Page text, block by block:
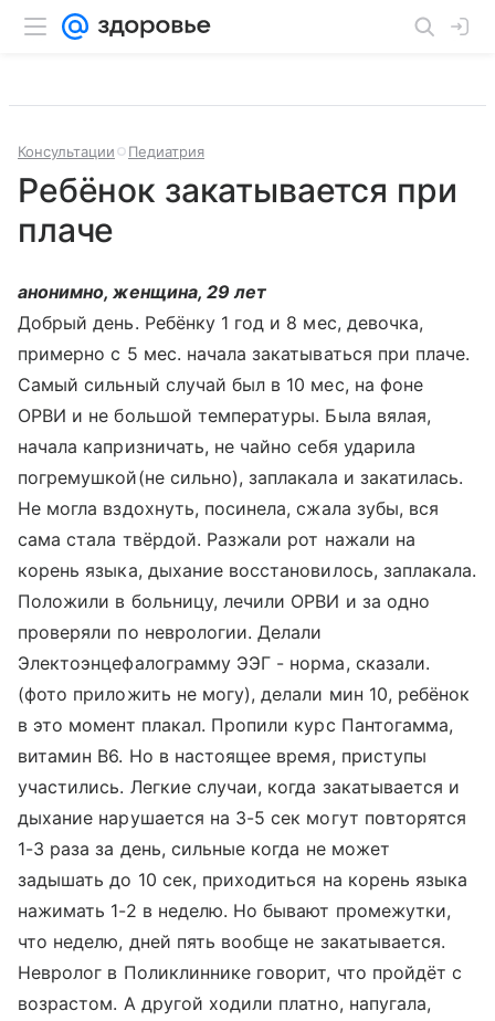
Консультации Педиатрия
Ребёнок закатывается при
плаче
анонимно, женщина, 29 лет
Добрый день. Ребёнку 1 год и 8 мес, девочка,
примерно с 5 мес. начала закатываться при плаче.
Самый сильный случай был в 10 мес, на фоне
ОРВИ и не большой температуры. Была вялая,
начала капризничать, не чайно себя ударила
погремушкой(не сильно), заплакала и закатилась.
Не могла вздохнуть, посинела, сжала зубы, вся
сама стала твёрдой. Разжали рот нажали на
корень языка, дыхание восстановилось, заплакала.
Положили в больницу, лечили ОРВИ и за одно
проверяли по неврологии. Делали
Электоэнцефалограмму ЭЭГ - норма, сказали.
(фото приложить не могу), делали мин 10, ребёнок
в это момент плакал. Пропили курс Пантогамма,
витамин В6. Но в настоящее время, приступы
участились. Легкие случаи, когда закатывается и
дыхание нарушается на 3-5 сек могут повторятся
1-3 раза за день, сильные когда не может
задышать до 10 сек, приходиться на корень языка
нажимать 1-2 в неделю. Но бывают промежутки,
что неделю, дней пять вообще не закатывается.
Невролог в Поликлиннике говорит, что пройдёт с
возрастом. А другой ходили платно, напугала,